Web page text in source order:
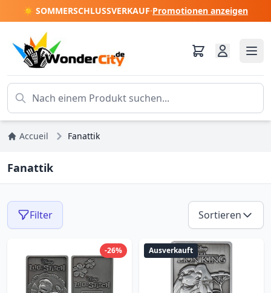
☀️ SOMMERSCHLUSSVERKAUF·Promotionen anzeigen
Accueil Fanattik
Fanattik
Filter Sortieren
-26% Ausverkauft